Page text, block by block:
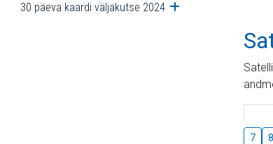
30 päeva kaardi väljakutse 2024 Ava alammenüü
7 8